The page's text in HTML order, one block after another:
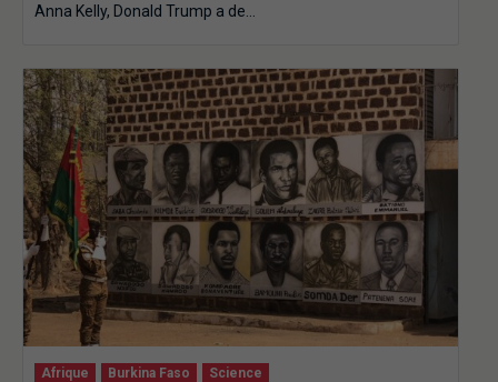
Anna Kelly, Donald Trump a de…
Afrique Burkina Faso Science